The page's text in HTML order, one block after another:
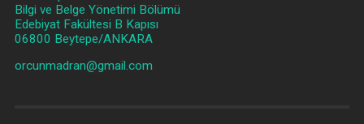
Bilgi ve Belge Yönetimi Bölümü
Edebiyat Fakültesi B Kapısı
06800 Beytepe/ANKARA
orcunmadran@gmail.com